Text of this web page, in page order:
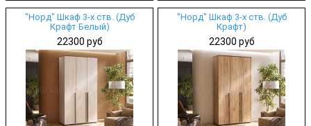
"Норд" Шкаф 3-х ств. (Дуб
Крафт Белый)
22300 руб
"Норд" Шкаф 3-х ств. (Дуб
Крафт)
22300 руб